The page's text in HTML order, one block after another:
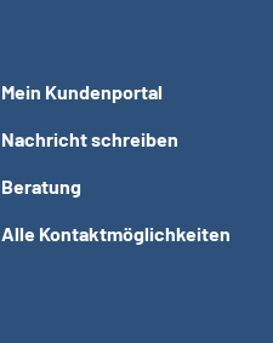
Mein Kundenportal
Nachricht schreiben
Beratung
Alle Kontaktmöglichkeiten